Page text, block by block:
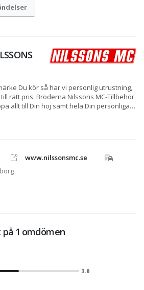
Du kör så har vi personlig utrustning,
rätt pris. Bröderna Nilssons MC-Tillbehör
allt till Din hoj samt hela Din personliga
dess former och modeller.
är brett både vad det gäller produkter,
www.nilssonsmc.se
på 1 omdömen
3.0